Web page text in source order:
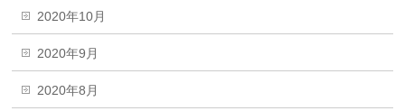
2020年10月
2020年9月
2020年8月